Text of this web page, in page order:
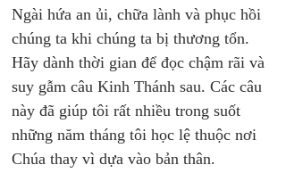
Ngài hứa an ủi, chữa lành và phục hồi
chúng ta khi chúng ta bị thương tổn.
Hãy dành thời gian để đọc chậm rãi và
suy gẫm câu Kinh Thánh sau. Các câu
này đã giúp tôi rất nhiều trong suốt
những năm tháng tôi học lệ thuộc nơi
Chúa thay vì dựa vào bản thân.